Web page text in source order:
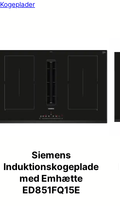
Kogeplader
Siemens
Induktionskogeplade
med Emhætte
ED851FQ15E